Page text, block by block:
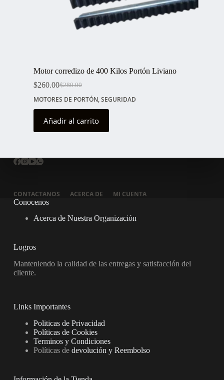
Motor corredizo de 400 Kilos Portón Liviano
$280.00
El
precio
era:
$280.00.
$260.00El
precio
es:
$260.00.
MOTORES DE PORTÓN,SEGURIDAD
Añadir al carrito
CONTACTANOS ACERCA DE
MI CUENTA
Conocenos
Acerca de Nuestra Organización
Logros
Manteniendo la calidad de las entregas y satisfacción del
cliente.
Links Importantes
Politicas de Privacidad
Políticas de Cookies
Terminos y Condiciones
Políticas de devolución y Reembolso